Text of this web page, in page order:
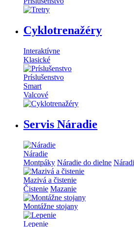
Cyklotrenažéry
Interaktívne
Klasické
Príslušenstvo
Smart
Valcové
Servis Náradie
Náradie
Montpáky Náradie do dielne
Mazivá a čistenie
Čistenie Mazanie
Montážne stojany
Lepenie